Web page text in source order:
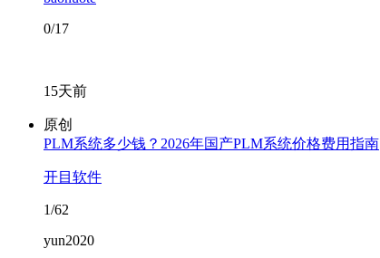
0/17
15天前
原创
PLM系统多少钱？2026年国产PLM系统价格费用指南
开目软件
1/62
yun2020